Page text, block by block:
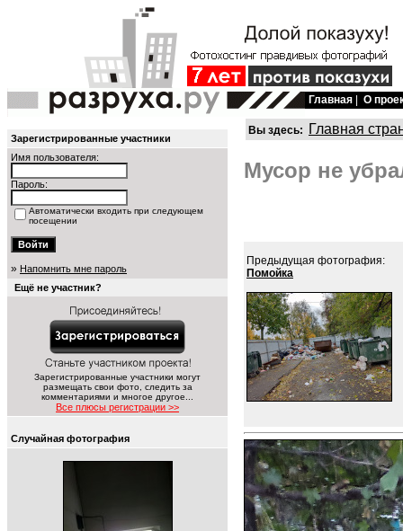
Главная О
Зарегистрированные участники
Имя пользователя:
Пароль:
Автоматически входить при следующем
посещении
» Напомнить мне пароль
Ещё не участник?
Зарегистрированные участники могут
размещать свои фото, следить за
комментариями и многое другое...
Все плюсы регистрации >>
Случайная фотография
Вы здесь: Главная
Мусор не
Предыдущая фотография:
Помойка